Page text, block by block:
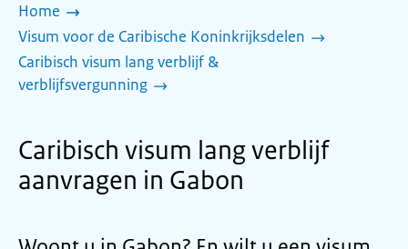
Home
Visum voor de Caribische Koninkrijksdelen
Caribisch visum lang verblijf &
verblijfsvergunning
Caribisch visum lang verblijf
aanvragen in Gabon